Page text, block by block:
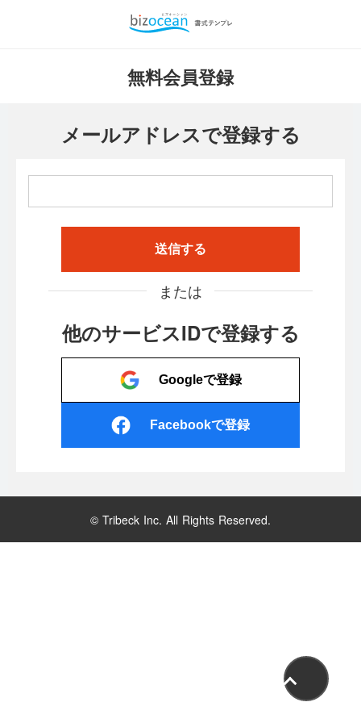
無料会員登録
メールアドレスで登録する
送信する
または
他のサービスIDで登録する
Googleで登録
Facebookで登録
© Tribeck Inc. All Rights Reserved.